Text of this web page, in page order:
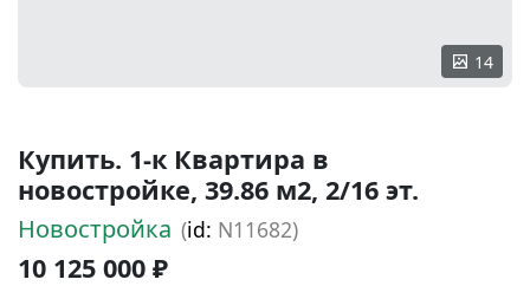
14
Купить. 1-к Квартира в
новостройке, 39.86 м2, 2/16 эт.
Новостройка (id: N11682)
10 125 000 ₽